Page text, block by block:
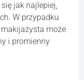
jak najlepiej,
W przypadku
może
i promienny